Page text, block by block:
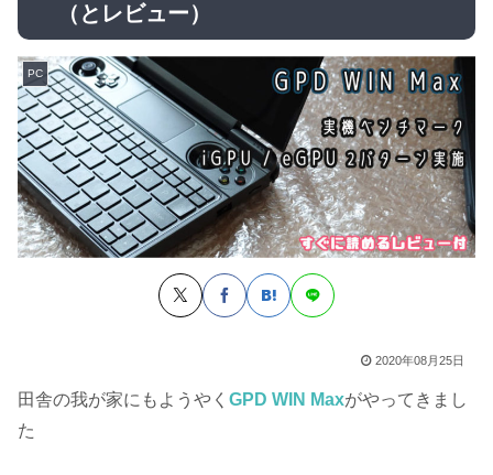
（とレビュー）
PC
2020年08月25日
田舎の我が家にもようやく GPD WIN Maxがやってきまし
た